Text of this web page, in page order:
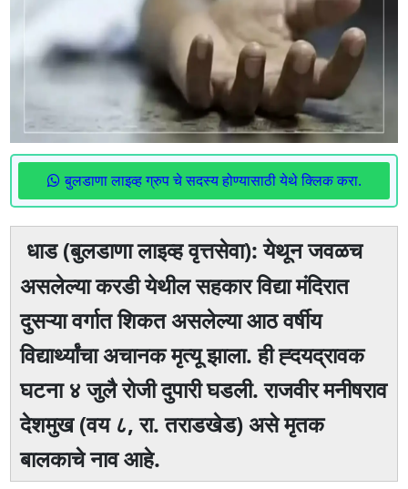
बुलडाणा लाइव्ह ग्रुप चे सदस्य होण्यासाठी येथे क्लिक करा.
धाड (बुलडाणा लाइव्ह वृत्तसेवा): येथून जवळच
असलेल्या करडी येथील सहकार विद्या मंदिरात
दुसऱ्या वर्गात शिकत असलेल्या आठ वर्षीय
विद्यार्थ्यांचा अचानक मृत्यू झाला. ही ह्दयद्रावक
घटना ४ जुलै राेजी दुपारी घडली. राजवीर मनीषराव
देशमुख (वय ८, रा. तराडखेड) असे मृतक
बालकाचे नाव आहे.